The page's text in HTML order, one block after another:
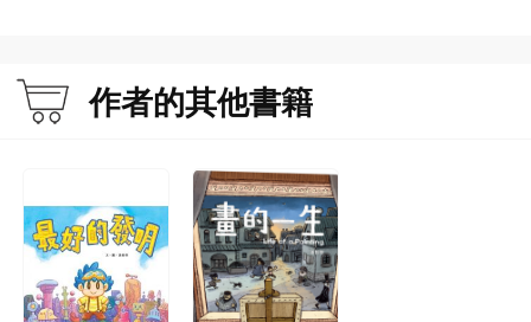
作者的其他書籍